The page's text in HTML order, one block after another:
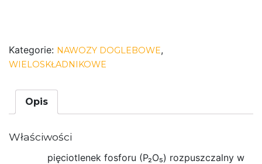
Kategorie: NAWOZY DOGLEBOWE,
WIELOSKŁADNIKOWE
Opis
Właściwości
pięciotlenek fosforu (P₂O₅) rozpuszczalny w